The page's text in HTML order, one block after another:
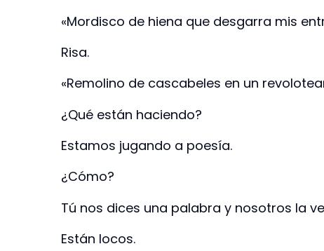
«Mordisco de hiena que desgarra mis
Risa.
«Remolino de cascabeles en un
¿Qué están haciendo?
Estamos jugando a poesía.
¿Cómo?
Tú nos dices una palabra y nosotros la
Están locos.